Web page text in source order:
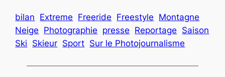
bilan Extreme Freeride Freestyle Montagne
Neige Photographie presse Reportage Saison
Ski Skieur Sport Sur le Photojournalisme